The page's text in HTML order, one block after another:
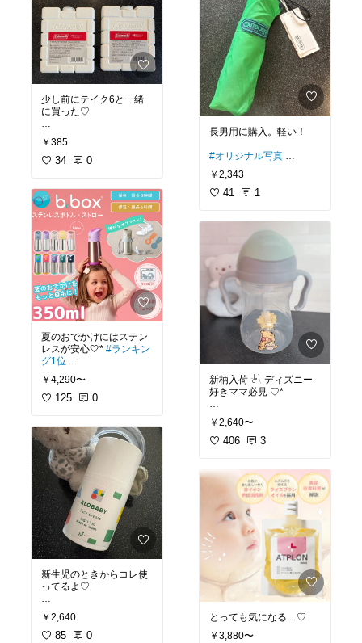
たらセットで使ってみた
いなぁ🥺
ぽっこりお腹や骨盤・ヒ
ップラインのケアにすご
く良さそう…！
苦しくない補正下着を探
てね✅
#お買い物メモ
視 #楽してキレイ
ムウェア #吸汗速乾
少し前にテイク6と一緒
に買った♡
#オリジナル写真
物メモ
ポーツファッション
￥385
34 0
夏のおでかけにはステン
レスが安心🤍* #ランキン
グ1位
#お買い物メモ
便利
￥4,290〜
125 0
新生児のときからコレ使
ってるよ♡
#オリジナル写真
い #マタママ
￥2,640
85 0
#オリジナル写真 #お買い
物メモ
#レジャー #アウ
トドア
#ピクニック
#部活 #コー
ルマン
長男用に購入。軽い！
#オリジナル写真
#お買い物メモ
#プチプラ
た
￥2,343
41 1
新柄入荷 𓍯 ディズニー
好きママ必見 ♡*
どんな角度からでも最後
まで飲み干せる、b.boxの
大人気のディズニーコレ
クションから、新柄が仲
間入りしましたよ𓍯
𓅯 またまた嬉しい経由購
入ありがとうございます
◡̈ ◌*
#オリジナル写真
#お買い物メモ
ィコーデ #プレママ
#b.box #ビーボックス
￥2,640〜
406 3
とっても気になる…♡
￥3,880〜